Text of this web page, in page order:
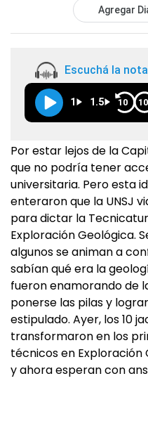
Agregar
Escuchá la
1 1.5 10 10
Por estar lejos de la
que no podría tener
universitaria. Pero esta
enteraron que la UNSJ
para dictar la
Exploración Geológica.
algunos se animan a
sabían qué era la
fueron enamorando de
ponerse las pilas y
estipulado. Ayer, los 10
transformaron en los
técnicos en
y ahora esperan con